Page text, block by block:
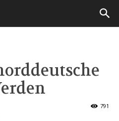
791